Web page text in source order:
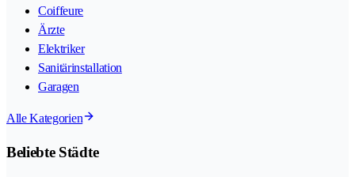
Coiffeure
Ärzte
Elektriker
Sanitärinstallation
Garagen
Alle Kategorien
Beliebte Städte